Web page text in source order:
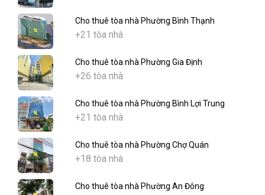
Cho thuê tòa nhà Phường Bình Thạnh
+21 tòa nhà
Cho thuê tòa nhà Phường Gia Định
+26 tòa nhà
Cho thuê tòa nhà Phường Bình Lợi Trung
+21 tòa nhà
Cho thuê tòa nhà Phường Chợ Quán
+18 tòa nhà
Cho thuê tòa nhà Phường An Đông